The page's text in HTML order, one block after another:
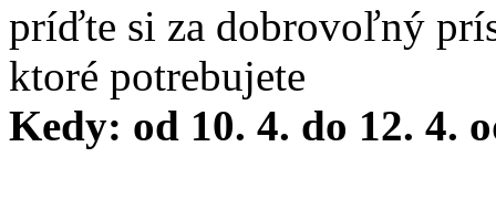
príďte si za dobrovoľný
ktoré potrebujete
Kedy: od 10. 4. do 12. 4.